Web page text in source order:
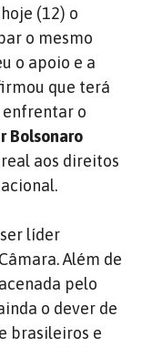
(12) o
o mesmo
o apoio e a
que terá
o
Bolsonaro
aos direitos
líder
Além de
pelo
o dever de
brasileiros e